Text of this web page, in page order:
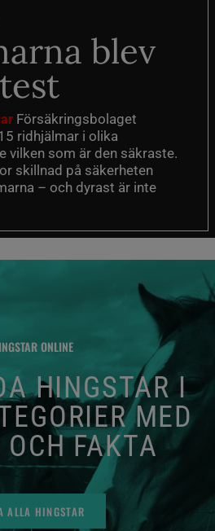
blev
Försäkringsbolaget
ridhjälmar i olika
vilken som är den säkraste.
skillnad på säkerheten
– och dyrast är inte
ONLINE
HINGSTAR I
MED
FAKTA
ALLA HINGSTAR